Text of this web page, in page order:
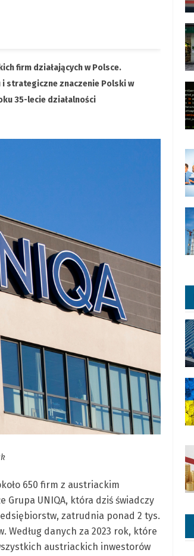
firm działających w Polsce.
strategiczne znaczenie Polski w
35-lecie działalności
650 firm z austriackim
Grupa UNIQA, która dziś świadczy
zatrudnia ponad 2 tys.
Według danych za 2023 rok, które
austriackich inwestorów